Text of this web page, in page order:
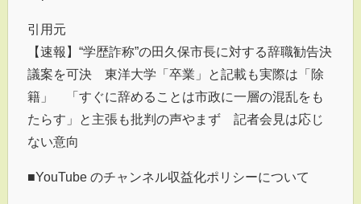
引用元
【速報】“学歴詐称”の田久保市長に対する辞職勧告決
議案を可決 東洋大学「卒業」と記載も実際は「除
籍」 「すぐに辞めることは市政に一層の混乱をも
たらす」と主張も批判の声やまず 記者会見は応じ
ない意向
■YouTube のチャンネル収益化ポリシーについて